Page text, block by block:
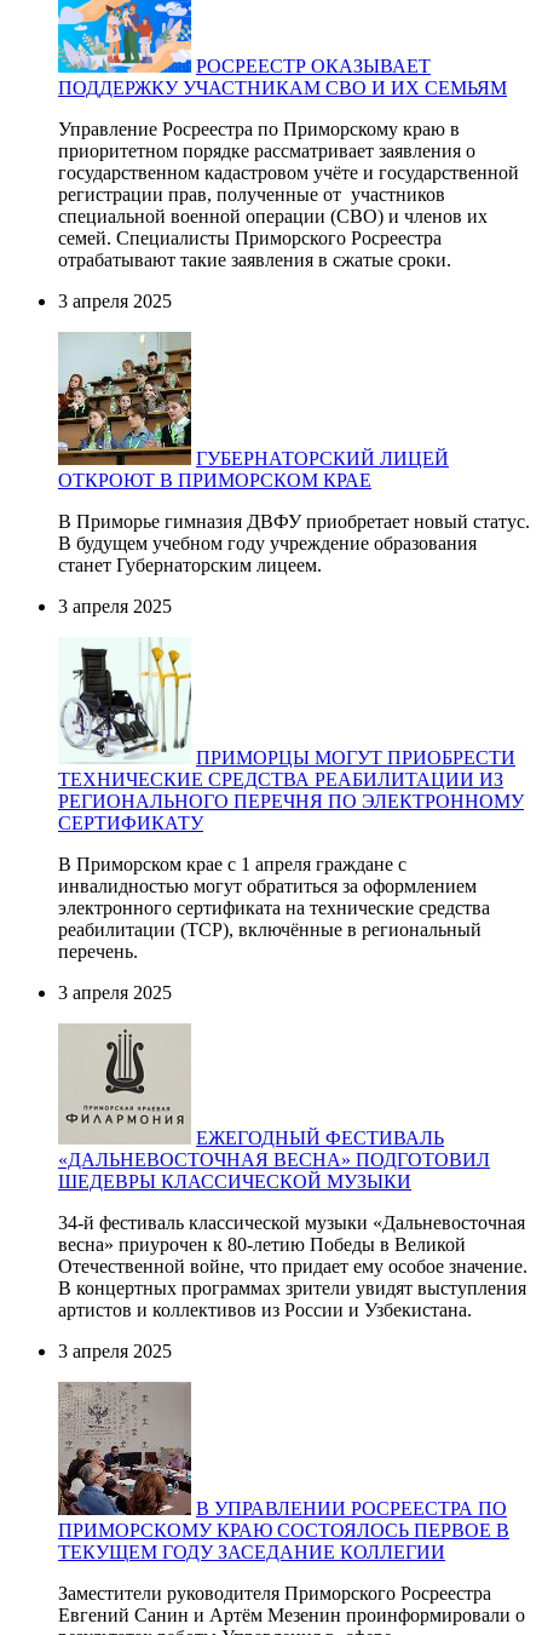
РОСРЕЕСТР ОКАЗЫВАЕТ
ПОДДЕРЖКУ УЧАСТНИКАМ СВО И ИХ СЕМЬЯМ
Управление Росреестра по Приморскому краю в
приоритетном порядке рассматривает заявления о
государственном кадастровом учёте и государственной
регистрации прав, полученные от участников
специальной военной операции (СВО) и членов их
семей. Специалисты Приморского Росреестра
отрабатывают такие заявления в сжатые сроки.
3 апреля 2025
ГУБЕРНАТОРСКИЙ ЛИЦЕЙ
ОТКРОЮТ В ПРИМОРСКОМ КРАЕ
В Приморье гимназия ДВФУ приобретает новый статус.
В будущем учебном году учреждение образования
станет Губернаторским лицеем.
3 апреля 2025
ПРИМОРЦЫ МОГУТ ПРИОБРЕСТИ
ТЕХНИЧЕСКИЕ СРЕДСТВА РЕАБИЛИТАЦИИ ИЗ
РЕГИОНАЛЬНОГО ПЕРЕЧНЯ ПО ЭЛЕКТРОННОМУ
СЕРТИФИКАТУ
В Приморском крае с 1 апреля граждане с
инвалидностью могут обратиться за оформлением
электронного сертификата на технические средства
реабилитации (ТСР), включённые в региональный
перечень.
3 апреля 2025
ЕЖЕГОДНЫЙ ФЕСТИВАЛЬ
«ДАЛЬНЕВОСТОЧНАЯ ВЕСНА» ПОДГОТОВИЛ
ШЕДЕВРЫ КЛАССИЧЕСКОЙ МУЗЫКИ
34-й фестиваль классической музыки «Дальневосточная
весна» приурочен к 80-летию Победы в Великой
Отечественной войне, что придает ему особое значение.
В концертных программах зрители увидят выступления
артистов и коллективов из России и Узбекистана.
3 апреля 2025
В УПРАВЛЕНИИ РОСРЕЕСТРА ПО
ПРИМОРСКОМУ КРАЮ СОСТОЯЛОСЬ ПЕРВОЕ В
ТЕКУЩЕМ ГОДУ ЗАСЕДАНИЕ КОЛЛЕГИИ
Заместители руководителя Приморского Росреестра
Евгений Санин и Артём Мезенин проинформировали о